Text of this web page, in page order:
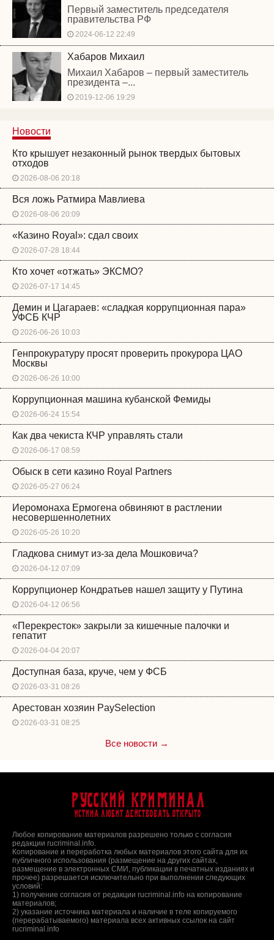
Первый заместитель председателя
правительства РФ
2024-06-12 22:49
Хабаров Михаил
Михаил Хабаров – первый заместитель
президента –...
2019-12-06 19:29
Новости
Кто крышует незаконный рынок твердых бытовых
отходов
2026-08-06 20:18
Вся ложь Ратмира Мавлиева
2026-08-06 20:09
«Казино Royal»: сдал своих
2026-07-28 18:44
Кто хочет «отжать» ЭКСМО?
2026-07-17 14:45
Демин и Цагараев: «сладкая коррупционная пара»
УФСБ КЧР
2026-06-26 10:03
Генпрокуратуру просят проверить прокурора ЦАО
Москвы
2026-06-26 10:00
Коррупционная машина кубанской Фемиды
2026-06-24 15:54
Как два чекиста КЧР управлять стали
2026-06-17 08:59
Обыск в сети казино Royal Partners
2026-05-27 06:24
Иеромонаха Ермогена обвиняют в растлении
несовершеннолетних
2026-05-26 10:20
Гладкова снимут из-за дела Мошковича?
2026-04-12 07:09
Коррупционер Кондратьев нашел защиту у Путина
2026-04-12 06:56
«Перекресток» закрыли за кишечные палочки и
гепатит
2026-04-04 20:07
Доступная база, круче, чем у ФСБ
2026-03-31 08:26
Арестован хозяин PaySelection
2026-03-31 08:25
Все новости →
Русский Криминал
Истина любит действовать открыто
Любое копирование материалов разрешено только с согласия
редакции rucriminal.info.
Копирование и переработка любых материалов этого сайта для их
публичного использования (размещение на других сайтах,
размещение в электронных СМИ, публикации в печатных изданиях и
прочее) разрешается исключительно при выполнении следующих
условий:
1) получение согласия от редакции rucriminal.info на копирование
материалов;
2) указание источника материала и наличие в теле копируемого
(перерабатываемого) материала всех активных ссылок на сайт
rucriminal.info